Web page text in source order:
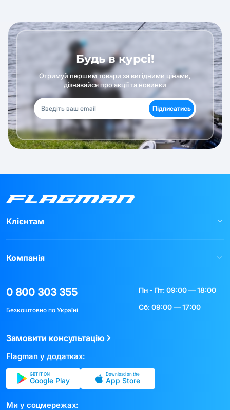
Будь в курсі!
Отримуй першим товари за вигідними цінами,
дізнавайся про акції та новинки
Підписатись
Клієнтам
Компанія
0 800 303 355
Безкоштовно по Україні
Пн - Пт: 09:00 — 18:00
Сб: 09:00 — 17:00
Замовити консультацію
Flagman у додатках:
GET IT ON
Google Play
Download on the
App Store
Ми у соцмережах: